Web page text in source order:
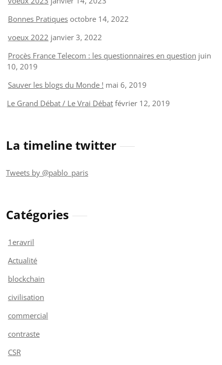
Bonnes Pratiques octobre 14, 2022
voeux 2022 janvier 3, 2022
Procès France Telecom : les questionnaires en question juin
10, 2019
Sauver les blogs du Monde ! mai 6, 2019
Le Grand Débat / Le Vrai Débat février 12, 2019
La timeline twitter
Tweets by @pablo_paris
Catégories
1eravril
Actualité
blockchain
civilisation
commercial
contraste
CSR